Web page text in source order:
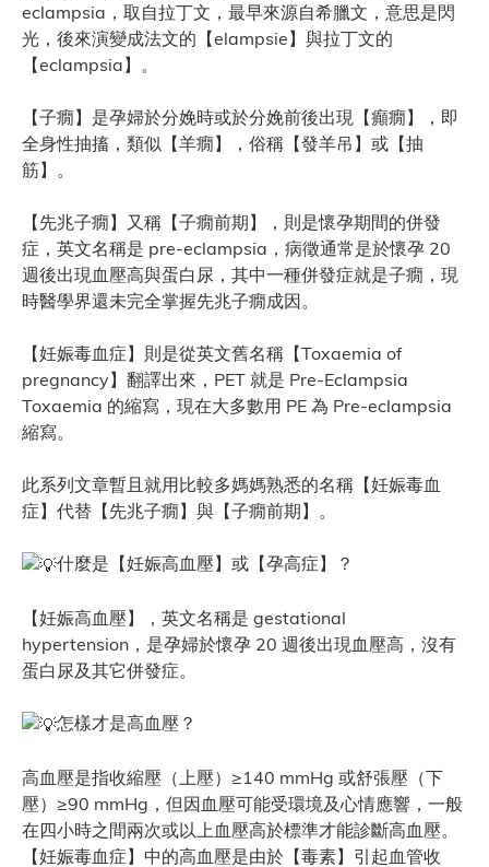
eclampsia，取自拉丁文，最早來源自希臘文，意思是閃
光，後來演變成法文的【elampsie】與拉丁文的
【eclampsia】。
【子癇】是孕婦於分娩時或於分娩前後出現【癲癇】，即
全身性抽搐，類似【羊癇】，俗稱【發羊吊】或【抽
筋】。
【先兆子癇】又稱【子癇前期】，則是懷孕期間的併發
症，英文名稱是 pre-eclampsia，病徵通常是於懷孕 20
週後出現血壓高與蛋白尿，其中一種併發症就是子癇，現
時醫學界還未完全掌握先兆子癇成因。
【妊娠毒血症】則是從英文舊名稱【Toxaemia of
pregnancy】翻譯出來，PET 就是 Pre-Eclampsia
Toxaemia 的縮寫，現在大多數用 PE 為 Pre-eclampsia
縮寫。
此系列文章暫且就用比較多媽媽熟悉的名稱【妊娠毒血
症】代替【先兆子癇】與【子癇前期】。
什麼是【妊娠高血壓】或【孕高症】？
【妊娠高血壓】，英文名稱是 gestational
hypertension，是孕婦於懷孕 20 週後出現血壓高，沒有
蛋白尿及其它併發症。
怎樣才是高血壓？
高血壓是指收縮壓（上壓）≥140 mmHg 或舒張壓（下
壓）≥90 mmHg，但因血壓可能受環境及心情應響，一般
在四小時之間兩次或以上血壓高於標準才能診斷高血壓。
【妊娠毒血症】中的高血壓是由於【毒素】引起血管收